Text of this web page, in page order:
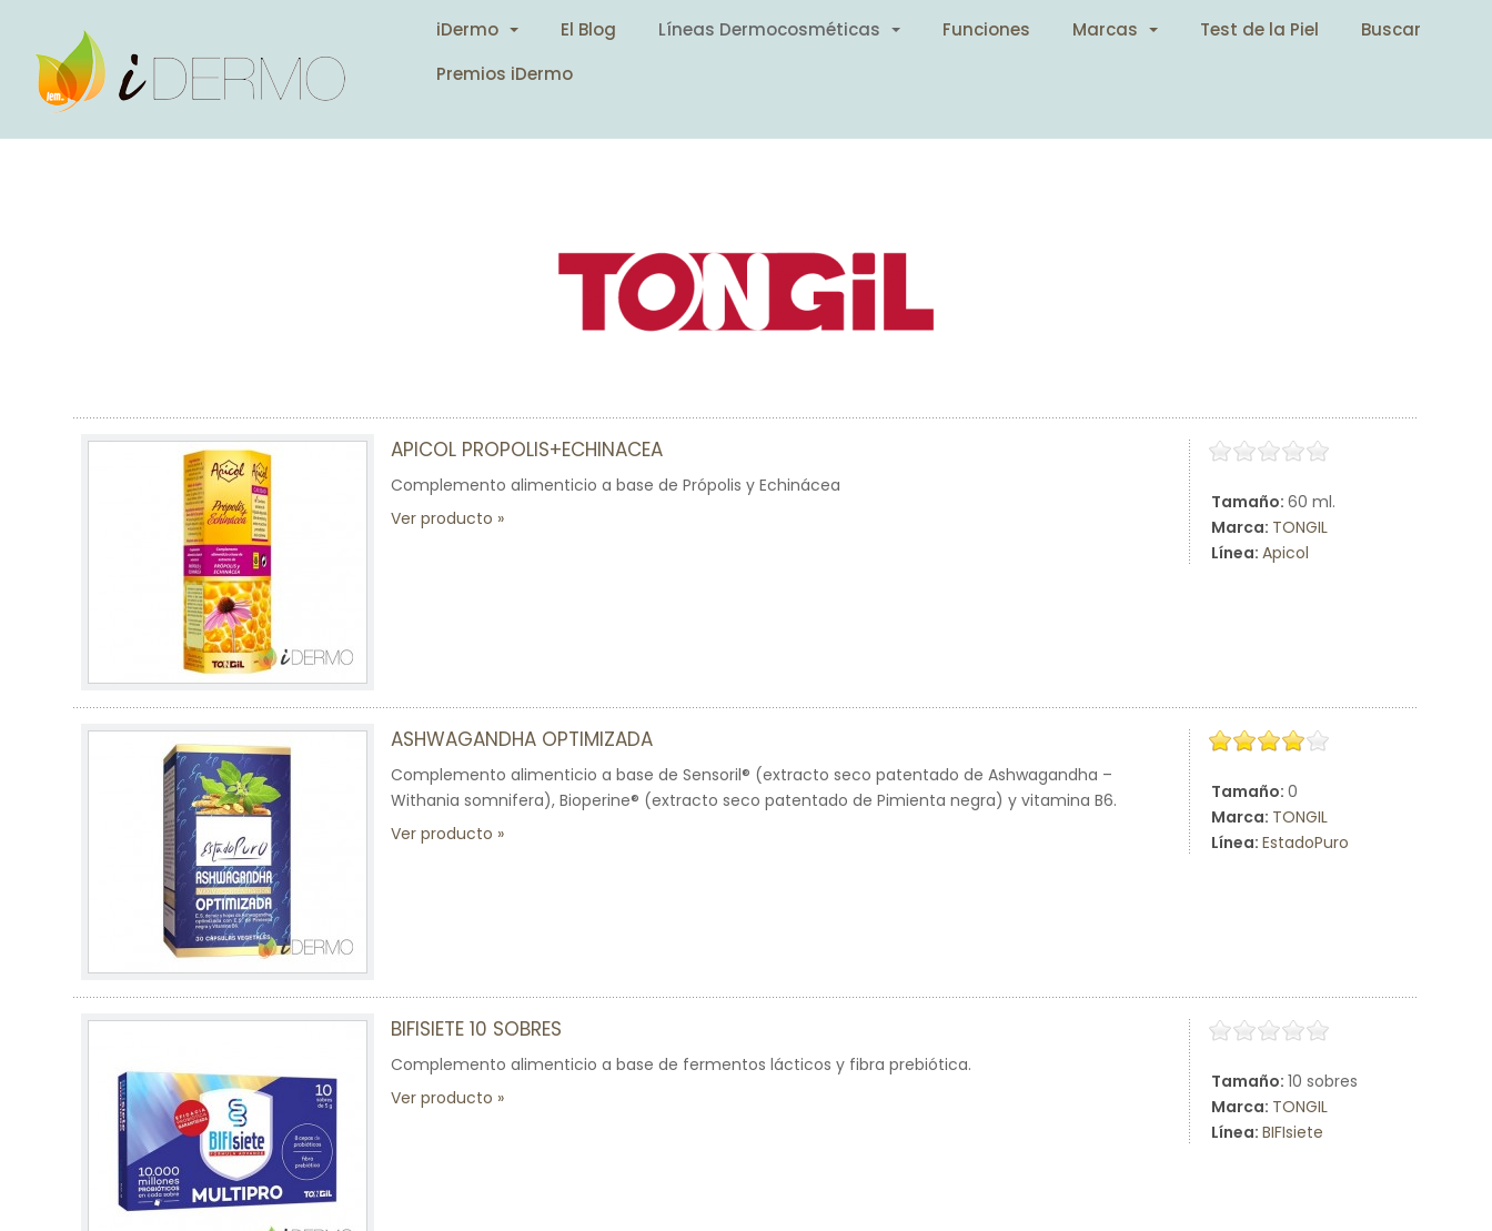
iDermo El Blog Líneas Dermocosméticas Funciones Marcas Test de la Piel
Buscar
Premios iDermo
Tamaño: 60 ml.
Marca: TONGIL
Línea: Apicol
APICOL PROPOLIS+ECHINACEA
Complemento alimenticio a base de Própolis y Echinácea
Ver producto
Tamaño: 0
Marca: TONGIL
Línea: EstadoPuro
ASHWAGANDHA OPTIMIZADA
Complemento alimenticio a base de Sensoril® (extracto seco patentado de Ashwagandha –
Withania somnifera), Bioperine® (extracto seco patentado de Pimienta negra) y vitamina B6.
Ver producto
Tamaño: 10 sobres
Marca: TONGIL
Línea: BIFIsiete
BIFISIETE 10 SOBRES
Complemento alimenticio a base de fermentos lácticos y fibra prebiótica.
Ver producto